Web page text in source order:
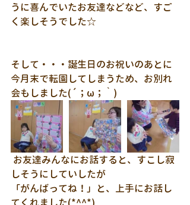
うに喜んでいたお友達などなど、すご
く楽しそうでした☆
そして・・・誕生日のお祝いのあとに
今月末で転園してしまうため、お別れ
会もしました(´；ω；｀)
しそうにしていしたが
「がんばってね！」と、上手にお話し